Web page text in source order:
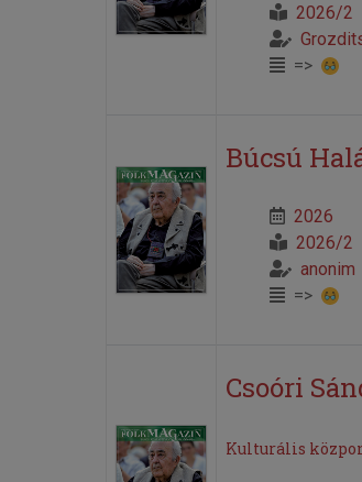
2026/2
=>
Búcsú
2026
2026/2
anonim
=>
Csoóri
Kulturális